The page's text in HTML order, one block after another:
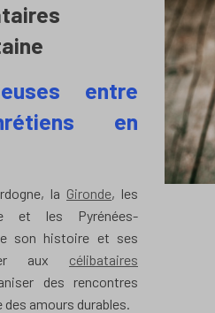
entre
en
la Gironde, les
et les Pyrénées-
son histoire et ses
aux célibataires
des rencontres
amours durables.